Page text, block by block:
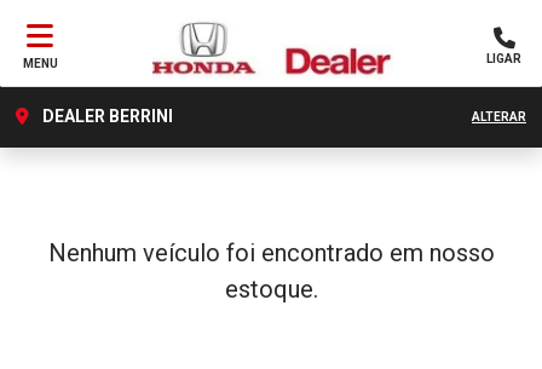
MENU LIGAR
DEALER BERRINI ALTERAR
Nenhum veículo foi encontrado em nosso
estoque.